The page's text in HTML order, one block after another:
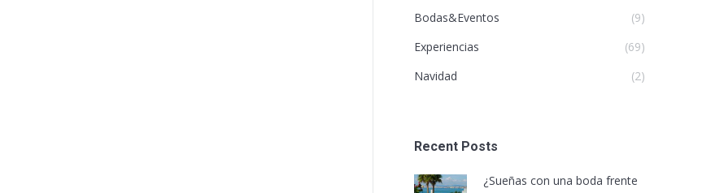
Bodas&Eventos
(9)
Experiencias
(69)
Navidad
(2)
Recent Posts
¿Sueñas con una boda frente